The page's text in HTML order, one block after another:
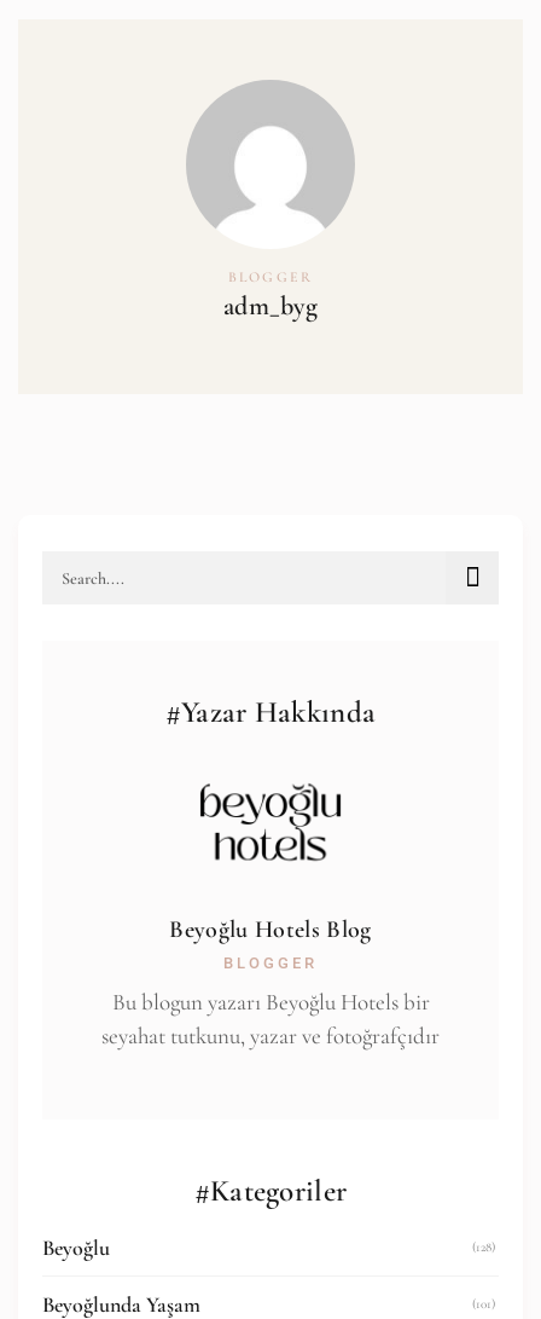
BLOGGER
adm_byg
#Yazar Hakkında
Beyoğlu Hotels Blog
BLOGGER
Bu blogun yazarı Beyoğlu Hotels bir
seyahat tutkunu, yazar ve fotoğrafçıdır
#Kategoriler
Beyoğlu (128)
Beyoğlunda Yaşam (101)